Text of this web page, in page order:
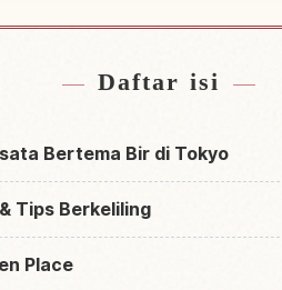
Daftar isi
Bertema Bir di Tokyo
Tips Berkeliling
Place